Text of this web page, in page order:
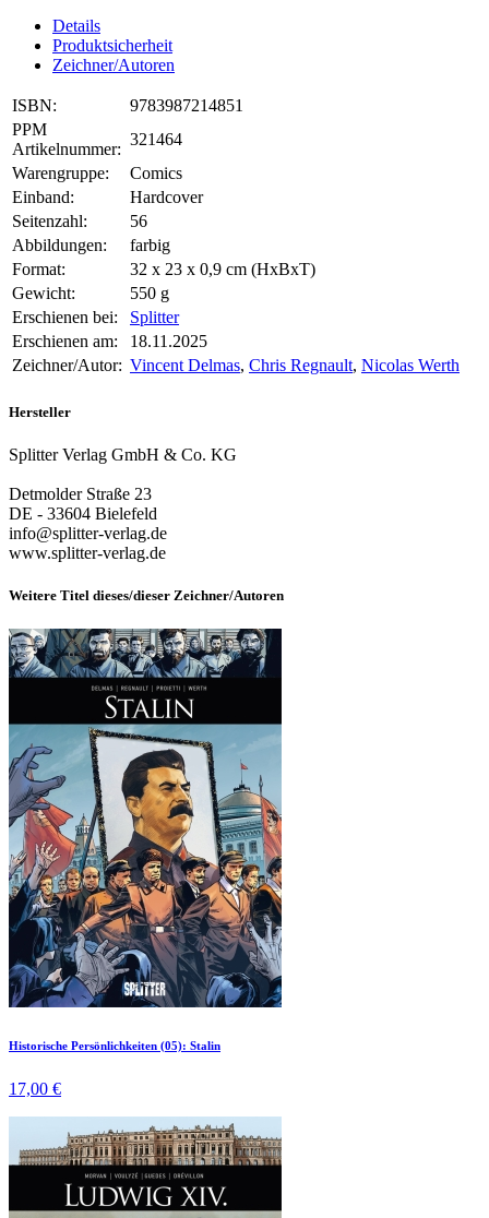
Details
Produktsicherheit
Zeichner/Autoren
ISBN:
9783987214851
PPM
Artikelnummer:
321464
Warengruppe:
Comics
Einband:
Hardcover
Seitenzahl:
56
Abbildungen:
farbig
Format:
32 x 23 x 0,9 cm (HxBxT)
Gewicht:
550 g
Erschienen bei:
Splitter
Erschienen am:
18.11.2025
Zeichner/Autor: Vincent Delmas, Chris Regnault, Nicolas Werth
Hersteller
Splitter Verlag GmbH & Co. KG
Detmolder Straße 23
DE - 33604 Bielefeld
info@splitter-verlag.de
www.splitter-verlag.de
Weitere Titel dieses/dieser Zeichner/Autoren
Historische Persönlichkeiten (05): Stalin
17,00 €